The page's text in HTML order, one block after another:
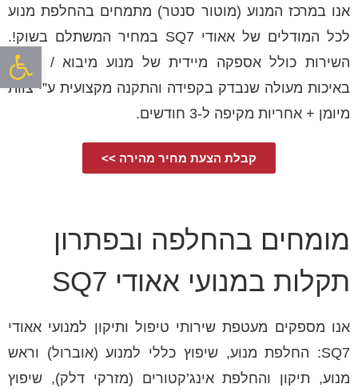
פתח
אנו במרכז המנוע (מוטור סנטר) מתמחים בהחלפת מנוע
לכל המודלים של אאודי SQ7 במחיר המשתלם בשוק!.
השירות כולל אספקה מיידית של מנוע מיבוא / פירוק
באיכות מעולה שנבדק בקפידה והתקנה מקצועית ע”י צוות
מיומן + אחריות מקיפה ל-3 חודשים.
קבלת הצעת מחיר מהירה >>
מומחים בהחלפה ובפתרון
תקלות במנועי אאודי SQ7
אנו מספקים מעטפת שירותי טיפול ותיקון למנועי אאודי
SQ7: החלפת מנוע, שיפוץ כללי למנוע (אוברול) וראש
מנוע, תיקון והחלפת אינג’קטורים (מזרקי דלק), שיפוץ